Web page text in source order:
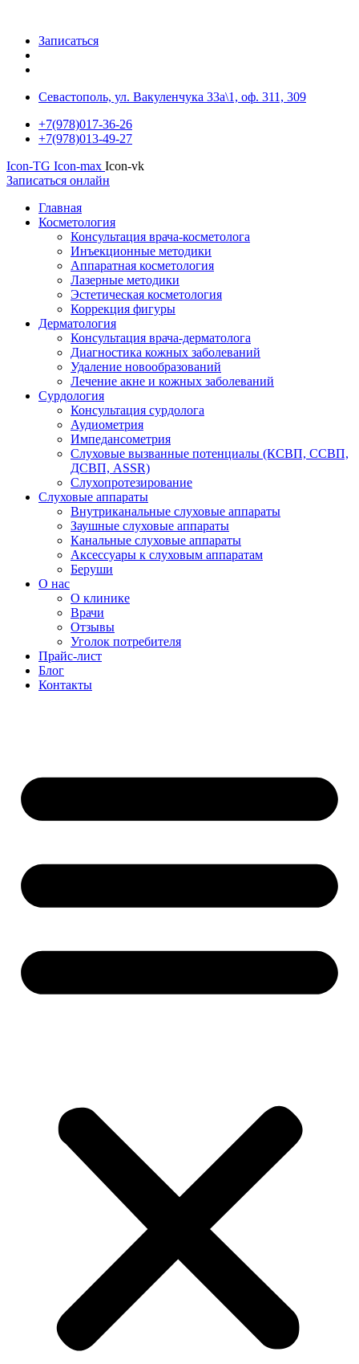
Записаться
Севастополь, ул. Вакуленчука 33а\1, оф. 311, 309
+7(978)017-36-26
+7(978)013-49-27
Icon-TG Icon-max Icon-vk
Записаться онлайн
Главная
Косметология
Консультация врача-косметолога
Инъекционные методики
Аппаратная косметология
Лазерные методики
Эстетическая косметология
Коррекция фигуры
Дерматология
Консультация врача-дерматолога
Диагностика кожных заболеваний
Удаление новообразований
Лечение акне и кожных заболеваний
Сурдология
Консультация сурдолога
Аудиометрия
Импедансометрия
Слуховые вызванные потенциалы (КСВП, ССВП,
ДСВП, ASSR)
Слухопротезирование
Слуховые аппараты
Внутриканальные слуховые аппараты
Заушные слуховые аппараты
Канальные слуховые аппараты
Аксессуары к слуховым аппаратам
Беруши
О нас
О клинике
Врачи
Отзывы
Уголок потребителя
Прайс-лист
Блог
Контакты